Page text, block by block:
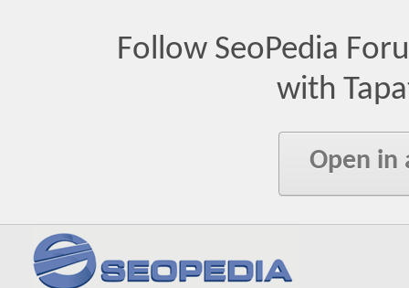
Follow SeoPedia
with
Open in